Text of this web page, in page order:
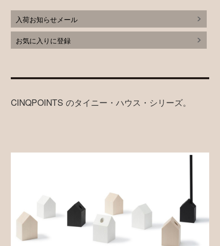
入荷お知らせメール
お気に入りに登録
CINQPOINTS のタイニー・ハウス・シリーズ。